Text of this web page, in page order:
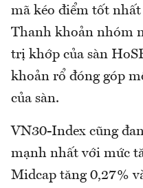
mã kéo điểm tốt
Thanh khoản nhóm
trị khớp của sàn
khoản rổ đóng góp
của sàn.
VN30-Index cũng
mạnh nhất với mức
Midcap tăng 0,27%